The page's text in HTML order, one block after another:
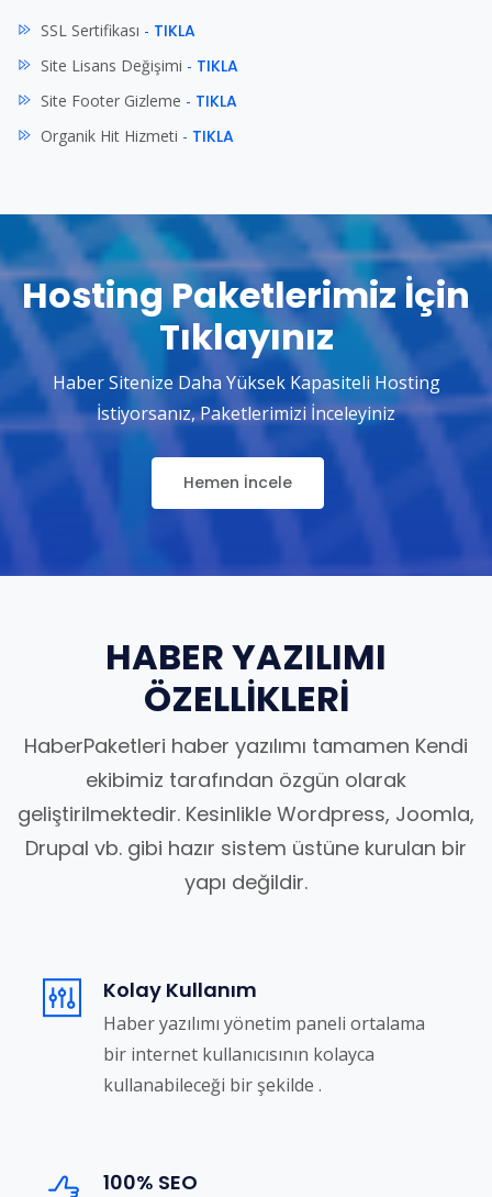
SSL Sertifikası - TIKLA
Site Lisans Değişimi - TIKLA
Site Footer Gizleme - TIKLA
Organik Hit Hizmeti - TIKLA
Hosting Paketlerimiz İçin
Tıklayınız
Haber Sitenize Daha Yüksek Kapasiteli Hosting
İstiyorsanız, Paketlerimizi İnceleyiniz
Hemen İncele
HABER YAZILIMI
ÖZELLİKLERİ
HaberPaketleri haber yazılımı tamamen Kendi
ekibimiz tarafından özgün olarak
geliştirilmektedir. Kesinlikle Wordpress, Joomla,
Drupal vb. gibi hazır sistem üstüne kurulan bir
yapı değildir.
Kolay Kullanım
Haber yazılımı yönetim paneli ortalama
bir internet kullanıcısının kolayca
kullanabileceği bir şekilde .
100% SEO